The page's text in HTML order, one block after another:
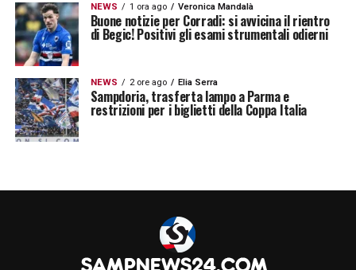
NEWS 1 ora ago Veronica Mandalà
Buone notizie per Corradi: si avvicina il rientro
di Begic! Positivi gli esami strumentali odierni
NEWS 2 ore ago Elia Serra
Sampdoria, trasferta lampo a Parma e
restrizioni per i biglietti della Coppa Italia